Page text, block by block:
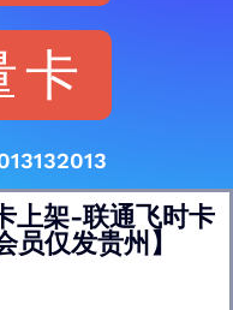
卡
上架-联通飞时卡
员仅发贵州】